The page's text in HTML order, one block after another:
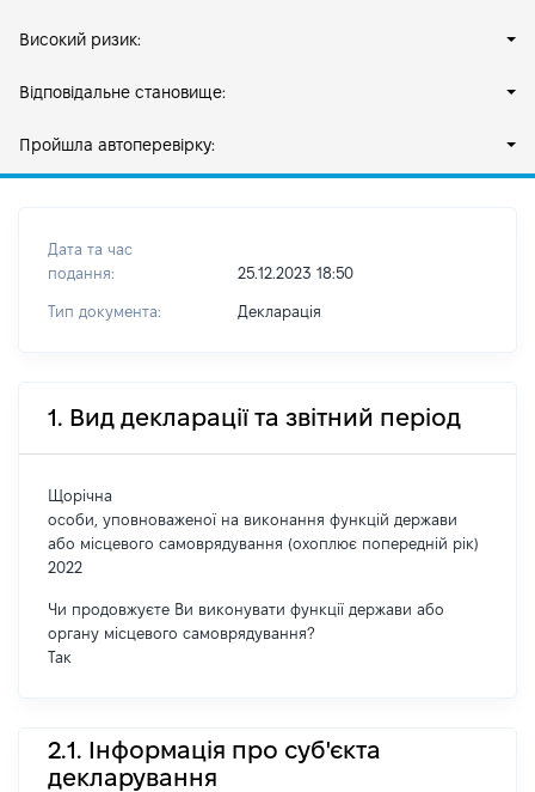
Високий ризик:
Відповідальне становище:
Пройшла автоперевірку:
Дата та час
подання:
25.12.2023 18:50
Тип документа: Декларація
1. Вид декларації та звітний період
Щорічна
особи, уповноваженої на виконання функцій держави
або місцевого самоврядування (охоплює попередній рік)
2022
Чи продовжуєте Ви виконувати функції держави або
органу місцевого самоврядування?
Так
2.1. Інформація про суб'єкта
декларування